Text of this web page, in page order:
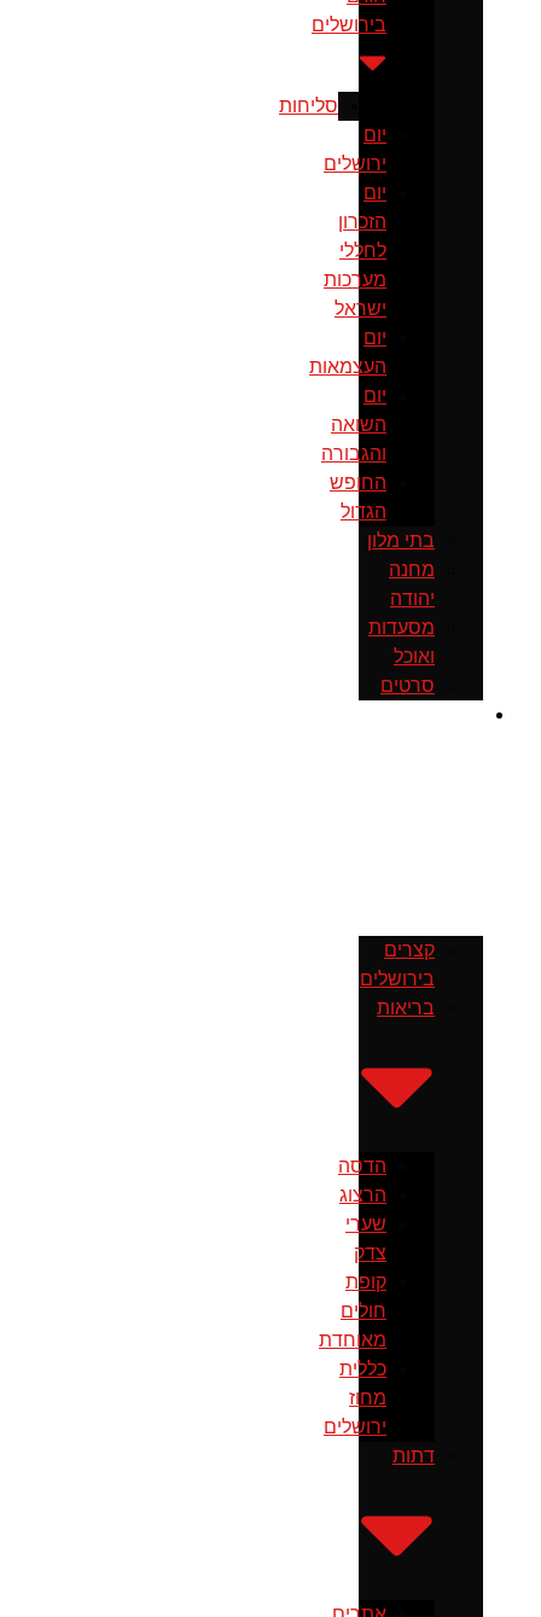
בירושלים
סליחות
יום
ירושלים
יום
הזכרון
לחללי
מערכות
ישראל
יום
העצמאות
יום
השואה
והגבורה
החופש
הגדול
בתי מלון
מחנה
יהודה
מסעדות
ואוכל
סרטים
קצרים
בירושלים
בריאות
הדסה
הרצוג
שערי
צדק
קופת
חולים
מאוחדת
כללית
מחוז
ירושלים
דתות